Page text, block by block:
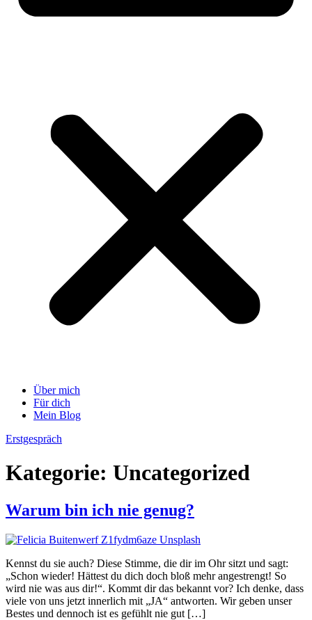
Über mich
Für dich
Mein Blog
Erstgespräch
Kategorie: Uncategorized
Warum bin ich nie genug?
Kennst du sie auch? Diese Stimme, die dir im Ohr sitzt und sagt:
„Schon wieder! Hättest du dich doch bloß mehr angestrengt! So
wird nie was aus dir!“. Kommt dir das bekannt vor? Ich denke, dass
viele von uns jetzt innerlich mit „JA“ antworten. Wir geben unser
Bestes und dennoch ist es gefühlt nie gut […]